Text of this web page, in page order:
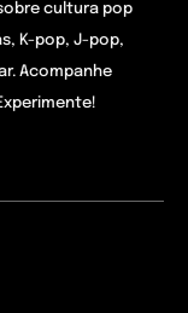
cultura pop
K-pop, J-pop,
Acompanhe